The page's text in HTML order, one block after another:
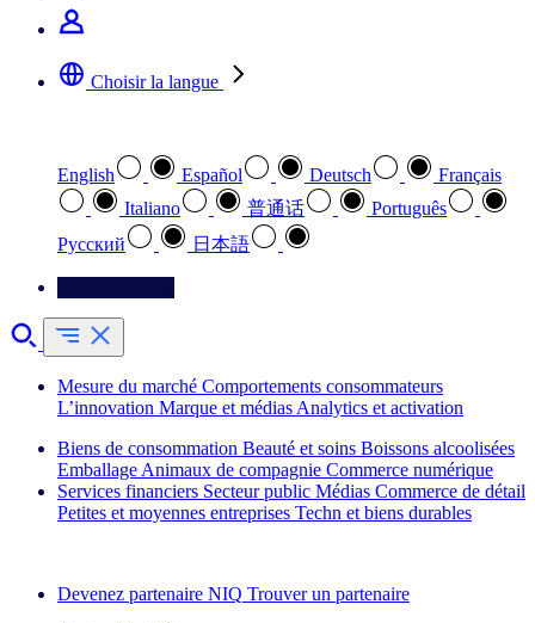
Choisir la langue
English Español Deutsch
Français
Italiano
普通话
Português
Pусский
日本語
Mesure du marché Comportements consommateurs
L’innovation Marque et médias Analytics et activation
Biens de consommation Beauté et soins Boissons alcoolisées
Emballage Animaux de compagnie Commerce numérique
Services financiers Secteur public Médias Commerce de détail
Petites et moyennes entreprises Techn et biens durables
Devenez partenaire NIQ Trouver un partenaire